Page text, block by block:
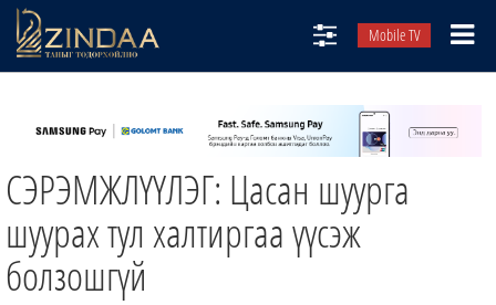
Mobile TV
ТВ8
ӨГЛӨӨНИЙ СОНИН
ЗИНДАА СЭТГҮҮЛ
СЭРЭМЖЛҮҮЛЭГ: Цасан шуурга
шуурах тул халтиргаа үүсэж
болзошгүй